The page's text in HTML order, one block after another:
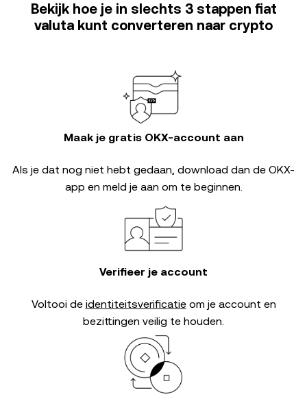
Bekijk hoe je in slechts 3 stappen fiat
valuta kunt converteren naar crypto
Maak je gratis OKX-account aan
Als je dat nog niet hebt gedaan, download dan de OKX-
app en meld je aan om te beginnen.
Verifieer je account
Voltooi de identiteitsverificatieom je account en
bezittingen veilig te houden.